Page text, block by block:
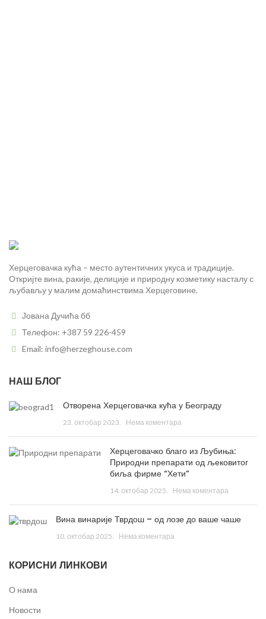
Херцеговачка кућа – место аутентичних укуса и традиције.
Откријте вина, ракије, делиције и природну козметику насталу с
љубављу у малим домаћинствима Херцеговине.
Јована Дучића бб
Телефон: +387 59 226-459
Email: info@herzeghouse.com
НАШ БЛОГ
Отворена Херцеговачка кућа у Београду
23. октобар 2023. Нема коментара
Херцеговачко благо из Љубиња:
Природни препарати од љековитог
биља фирме “Хети”
14. октобар 2025. Нема коментара
Вина винарије Тврдош – од лозе до ваше чаше
10. октобар 2025. Нема коментара
КОРИСНИ ЛИНКОВИ
О нама
Новости